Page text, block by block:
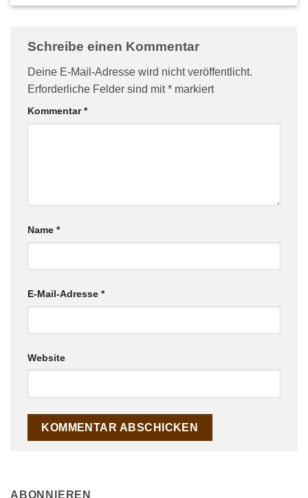
Schreibe einen Kommentar
Deine E-Mail-Adresse wird nicht veröffentlicht.
Erforderliche Felder sind mit* markiert
Kommentar*
Name *
E-Mail-Adresse *
Website
ABONNIEREN